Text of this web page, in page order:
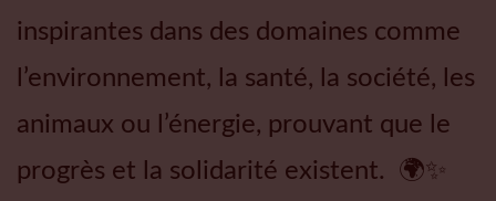
inspirantes dans des domaines comme
l’environnement, la santé, la société, les
animaux ou l’énergie, prouvant que le
progrès et la solidarité existent. 🌍✨